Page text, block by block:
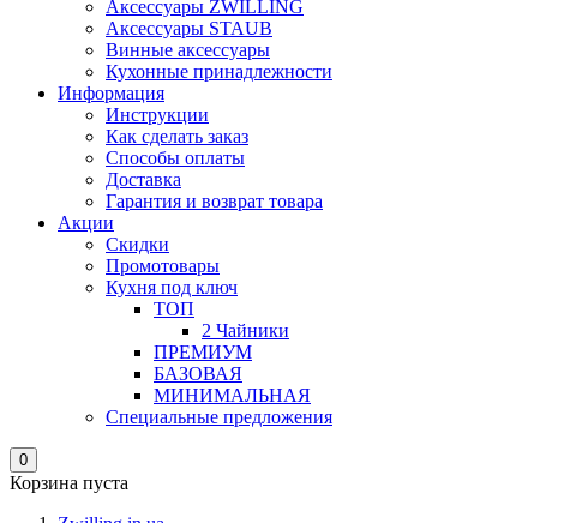
Аксессуары ZWILLING
Аксессуары STAUB
Винные аксессуары
Кухонные принадлежности
Информация
Инструкции
Как сделать заказ
Способы оплаты
Доставка
Гарантия и возврат товара
Акции
Скидки
Промотовары
Кухня под ключ
ТОП
2 Чайники
ПРЕМИУМ
БАЗОВАЯ
МИНИМАЛЬНАЯ
Специальные предложения
0
Корзина пуста